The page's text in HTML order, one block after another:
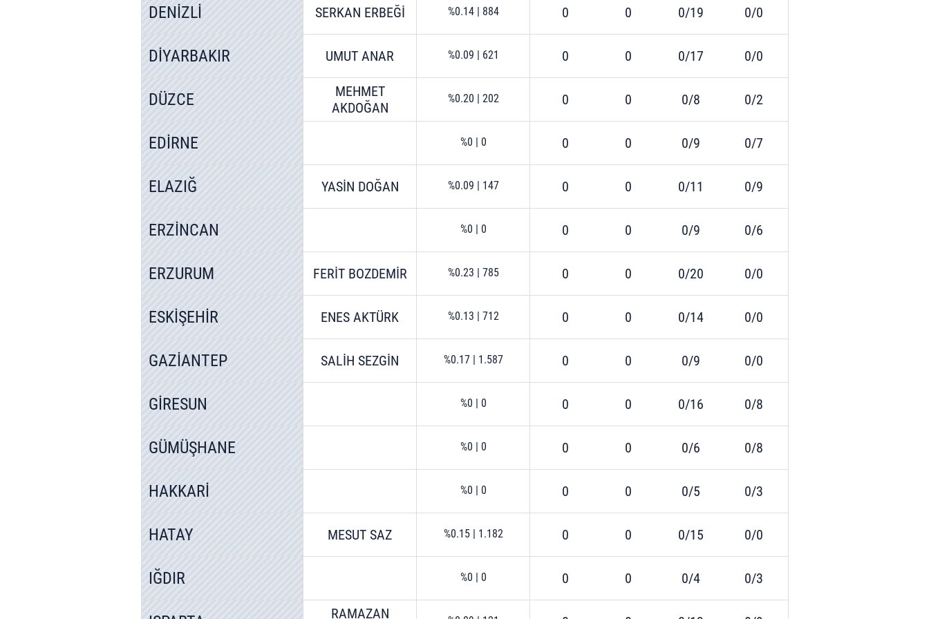
mevzuata uygun olarak kullanılan çerezlerle ilgili bilgi almak için lütfen
DENİZLİ SERKAN ERBEĞİ %0.14 884 0 0 0/19 0/0
DİYARBAKIR UMUT ANAR %0.09 621 0 0 0/17 0/0
DÜZCE
MEHMET
AKDOĞAN
%0.20 202 0 0 0/8 0/2
EDİRNE %0 0 0 0 0/9 0/7
ELAZIĞ YASİN DOĞAN %0.09 147 0 0 0/11 0/9
ERZİNCAN %0 0 0 0 0/9 0/6
ERZURUM FERİT BOZDEMİR %0.23 785 0 0 0/20 0/0
ESKİŞEHİR ENES AKTÜRK %0.13 712 0 0 0/14 0/0
GAZİANTEP SALİH SEZGİN %0.17 1.587 0 0 0/9 0/0
GİRESUN %0 0 0 0 0/16 0/8
GÜMÜŞHANE %0 0 0 0 0/6 0/8
HAKKARİ %0 0 0 0 0/5 0/3
HATAY MESUT SAZ %0.15 1.182 0 0 0/15 0/0
IĞDIR %0 0 0 0 0/4 0/3
RAMAZAN